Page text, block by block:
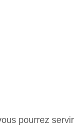
pourrez servir